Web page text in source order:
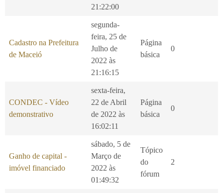
21:22:00
Cadastro na Prefeitura
de Maceió
segunda-
feira, 25 de
Julho de
2022 às
21:16:15
Página
básica
0
CONDEC - Vídeo
demonstrativo
sexta-feira,
22 de Abril
de 2022 às
16:02:11
Página
básica
0
Ganho de capital -
imóvel financiado
sábado, 5 de
Março de
2022 às
01:49:32
Tópico
do
fórum
2